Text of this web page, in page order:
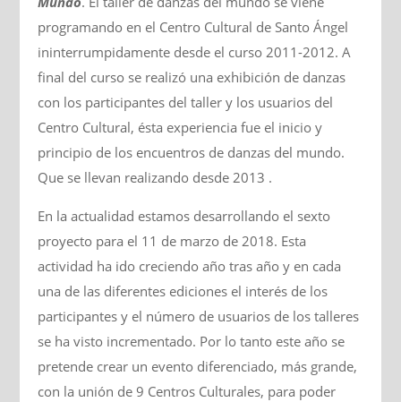
programando en el Centro Cultural de Santo Ángel
ininterrumpidamente desde el curso 2011-2012. A
final del curso se realizó una exhibición de danzas
con los participantes del taller y los usuarios del
Centro Cultural, ésta experiencia fue el inicio y
principio de los encuentros de danzas del mundo.
Que se llevan realizando desde 2013 .
En la actualidad estamos desarrollando el sexto
proyecto para el 11 de marzo de 2018. Esta
actividad ha ido creciendo año tras año y en cada
una de las diferentes ediciones el interés de los
participantes y el número de usuarios de los talleres
se ha visto incrementado. Por lo tanto este año se
pretende crear un evento diferenciado, más grande,
con la unión de 9 Centros Culturales, para poder